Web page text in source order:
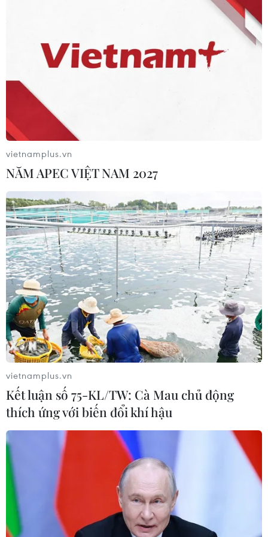
niên đổi mới sáng tạo vì cộng đồng
bền vững
07/08/2026 10:33
Hạ tầng AI - động lực tăng trưởng
mới của Đông Nam Á
07/08/2026 10:19
Quân khu 7 đẩy mạnh ứng dụng
khoa học-công nghệ trong tìm kiếm,
quy tập hài cốt liệt sỹ
07/08/2026 08:45
Những định hướng lớn
trong thực hiện Nghị quyết 57-
NQ/TW
07/08/2026 08:18
Tây Ninh thúc đẩy bình dân học vụ
số, tạo động lực phát triển kinh tế số
07/08/2026 07:17
"Doanh nghiệp phải là lực lượng
nòng cốt phát triển công nghệ chiến
lược"
07/08/2026 07:09
vietnamplus.vn
NĂM APEC VIỆT NAM 2027
vietnamplus.vn
Kết luận số 75-KL/TW: Cà Mau chủ động
thích ứng với biến đổi khí hậu